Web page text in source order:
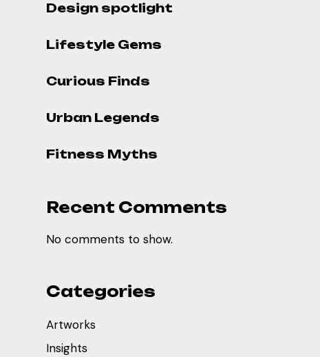
Design spotlight
Lifestyle Gems
Curious Finds
Urban Legends
Fitness Myths
Recent Comments
No comments to show.
Categories
Artworks
Insights